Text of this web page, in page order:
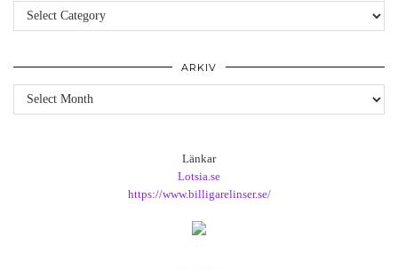
Kategorier
ARKIV
Arkiv
Länkar
Lotsia.se
https://www.billigarelinser.se/